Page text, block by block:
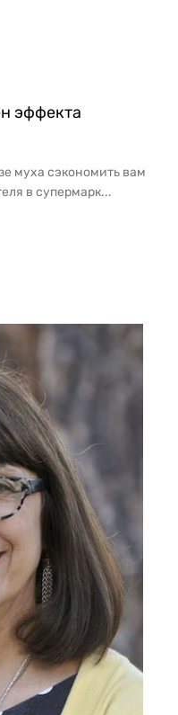
эффекта
муха сэкономить вам
в супермарк...